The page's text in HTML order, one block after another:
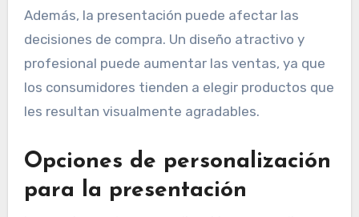
producto premium, mientras que un etiquetado
descuidado puede generar desconfianza. Las
investigaciones muestran que los consumidores
a menudo asocian la calidad del envase con la
calidad del contenido.
Además, la presentación puede afectar las
decisiones de compra. Un diseño atractivo y
profesional puede aumentar las ventas, ya que